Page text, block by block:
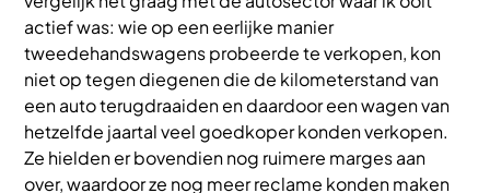
actief was: wie op een eerlijke manier
tweedehandswagens probeerde te verkopen, kon
niet op tegen diegenen die de kilometerstand van
een auto terugdraaiden en daardoor een wagen van
hetzelfde jaartal veel goedkoper konden verkopen.
Ze hielden er bovendien nog ruimere marges aan
over, waardoor ze nog meer reclame konden maken